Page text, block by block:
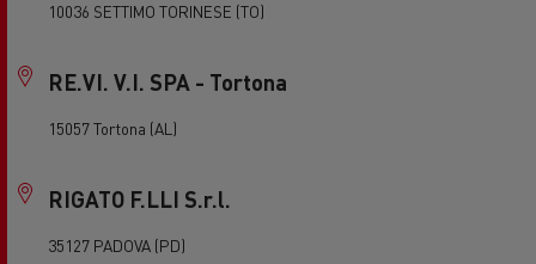
10036 SETTIMO TORINESE (TO)
RE.VI. V.I. SPA - Tortona
15057 Tortona (AL)
RIGATO F.LLI S.r.l.
35127 PADOVA (PD)